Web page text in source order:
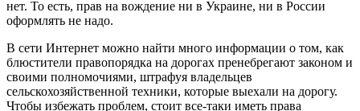
нет. То есть, прав на вождение ни в Украине, ни в России
оформлять не надо.
В сети Интернет можно найти много информации о том, как
блюстители правопорядка на дорогах пренебрегают законом и
своими полномочиями, штрафуя владельцев
сельскохозяйственной техники, которые выехали на дорогу.
Чтобы избежать проблем, стоит все-таки иметь права